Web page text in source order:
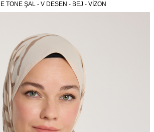
TONE ŞAL - V DESEN - BEJ - VIZON